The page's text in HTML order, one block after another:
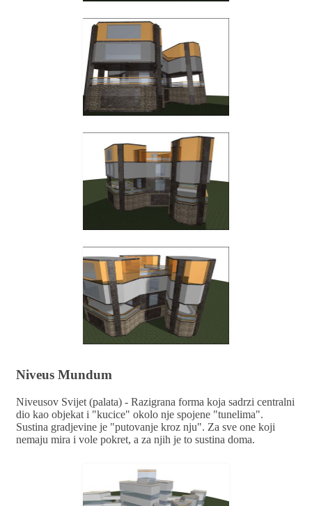
Niveus Mundum
Niveusov Svijet (palata) - Razigrana forma koja sadrzi centralni
dio kao objekat i "kucice" okolo nje spojene "tunelima".
Sustina gradjevine je "putovanje kroz nju". Za sve one koji
nemaju mira i vole pokret, a za njih je to sustina doma.